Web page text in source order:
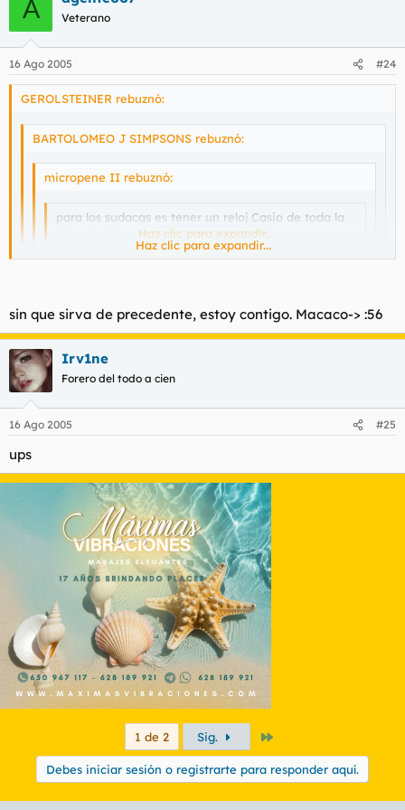
catalanes que son sus familiares ellos se encargan de subir mis
opiniones.
A Veterano
16 Ago 2005 #24
GEROLSTEINER rebuznó:
BARTOLOMEO J SIMPSONS rebuznó:
micropene II rebuznó:
para los sudacas es tener un reloj Casio de toda la
Haz clic para expandir...
Si claro yo estoy posteando gracias a un español que vive
al lado de mi casa y lo hace mandando telegramas a unos
catalanes que son sus familiares ellos se encargan de subir
mis opiniones.
Haz clic para expandir...
sin que sirva de precedente, estoy contigo. Macaco-> :56
Irv1ne
Forero del todo a cien
16 Ago 2005 #25
ups
1 de 2 Sig.
Debes iniciar sesión o registrarte para responder aquí.